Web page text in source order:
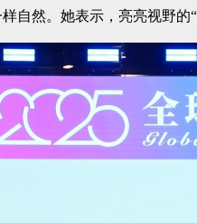
然。她表示，亮亮视野的